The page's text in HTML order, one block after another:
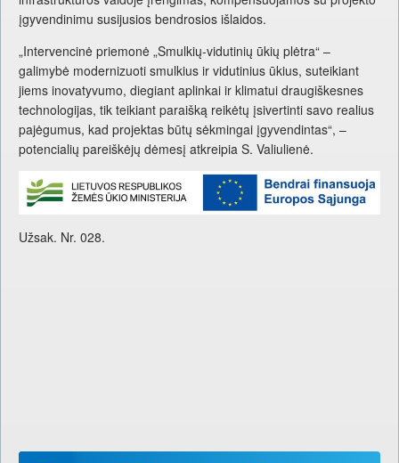
įgyvendinimu susijusios bendrosios išlaidos.
„Intervencinė priemonė „Smulkių-vidutinių ūkių plėtra“ –
galimybė modernizuoti smulkius ir vidutinius ūkius, suteikiant
jiems inovatyvumo, diegiant aplinkai ir klimatui draugiškesnes
technologijas, tik teikiant paraišką reikėtų įsivertinti savo realius
pajėgumus, kad projektas būtų sėkmingai įgyvendintas“, –
potencialių pareiškėjų dėmesį atkreipia S. Valiulienė.
Užsak. Nr. 028.